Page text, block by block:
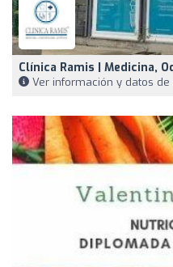
Clínica Ramis | Medicina,
Ver información y datos de